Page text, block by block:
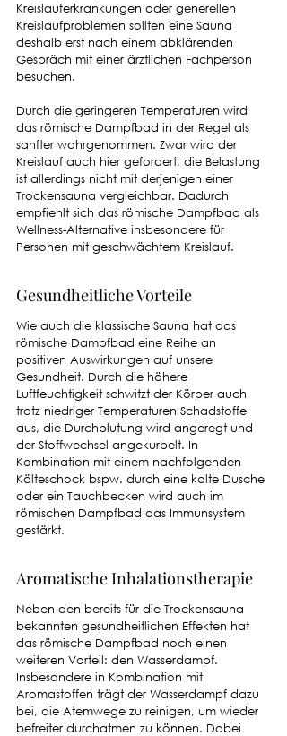
Kreislauferkrankungen oder generellen
Kreislaufproblemen sollten eine Sauna
deshalb erst nach einem abklärenden
Gespräch mit einer ärztlichen Fachperson
besuchen.
Durch die geringeren Temperaturen wird
das römische Dampfbad in der Regel als
sanfter wahrgenommen. Zwar wird der
Kreislauf auch hier gefordert, die Belastung
ist allerdings nicht mit derjenigen einer
Trockensauna vergleichbar. Dadurch
empfiehlt sich das römische Dampfbad als
Wellness-Alternative insbesondere für
Personen mit geschwächtem Kreislauf.
Gesundheitliche Vorteile
Wie auch die klassische Sauna hat das
römische Dampfbad eine Reihe an
positiven Auswirkungen auf unsere
Gesundheit. Durch die höhere
Luftfeuchtigkeit schwitzt der Körper auch
trotz niedriger Temperaturen Schadstoffe
aus, die Durchblutung wird angeregt und
der Stoffwechsel angekurbelt. In
Kombination mit einem nachfolgenden
Kälteschock bspw. durch eine kalte Dusche
oder ein Tauchbecken wird auch im
römischen Dampfbad das Immunsystem
gestärkt.
Aromatische Inhalationstherapie
Neben den bereits für die Trockensauna
bekannten gesundheitlichen Effekten hat
das römische Dampfbad noch einen
weiteren Vorteil: den Wasserdampf.
Insbesondere in Kombination mit
Aromastoffen trägt der Wasserdampf dazu
bei, die Atemwege zu reinigen, um wieder
befreiter durchatmen zu können. Dabei